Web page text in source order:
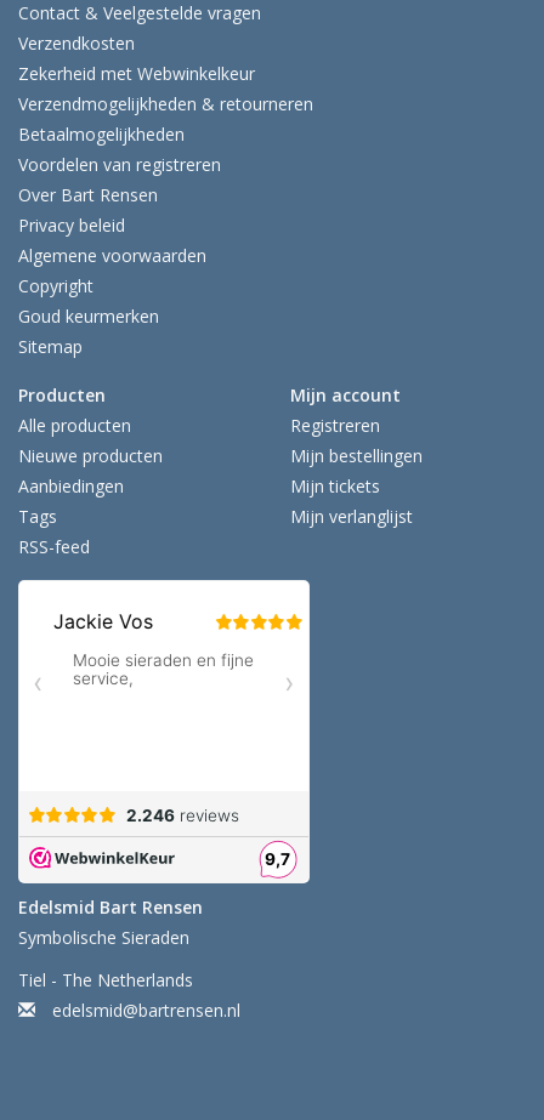
Contact & Veelgestelde vragen
Verzendkosten
Zekerheid met Webwinkelkeur
Verzendmogelijkheden & retourneren
Betaalmogelijkheden
Voordelen van registreren
Over Bart Rensen
Privacy beleid
Algemene voorwaarden
Copyright
Goud keurmerken
Sitemap
Producten
Alle producten
Nieuwe producten
Aanbiedingen
Tags
RSS-feed
Mijn account
Registreren
Mijn bestellingen
Mijn tickets
Mijn verlanglijst
Edelsmid Bart Rensen
Symbolische Sieraden
Tiel - The Netherlands
edelsmid@bartrensen.nl